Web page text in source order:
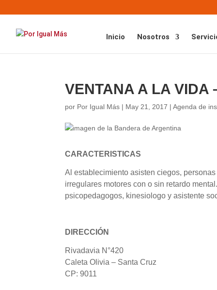
Inicio Nosotros
VENTANA A LA VIDA
por Por Igual Más | May 21, 2017 |Agenda de
CARACTERISTICAS
Al establecimiento asisten ciegos,
irregulares motores con o sin retardo
psicopedagogos, kinesiologo y asistente
DIRECCIÓN
Rivadavia N°420
Caleta Olivia – Santa Cruz
CP: 9011